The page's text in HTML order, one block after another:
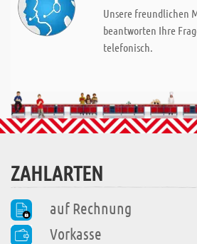
Unsere freundlichen
beantworten Ihre
telefonisch.
ZAHLARTEN
auf Rechnung
Vorkasse